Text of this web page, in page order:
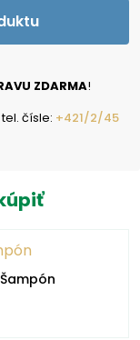
ZDARMA!
čísle: +421/2/45
Šampón